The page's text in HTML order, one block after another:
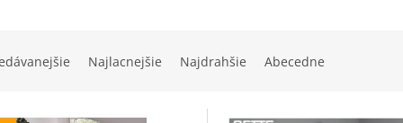
Najlacnejšie Najdrahšie Abecedne